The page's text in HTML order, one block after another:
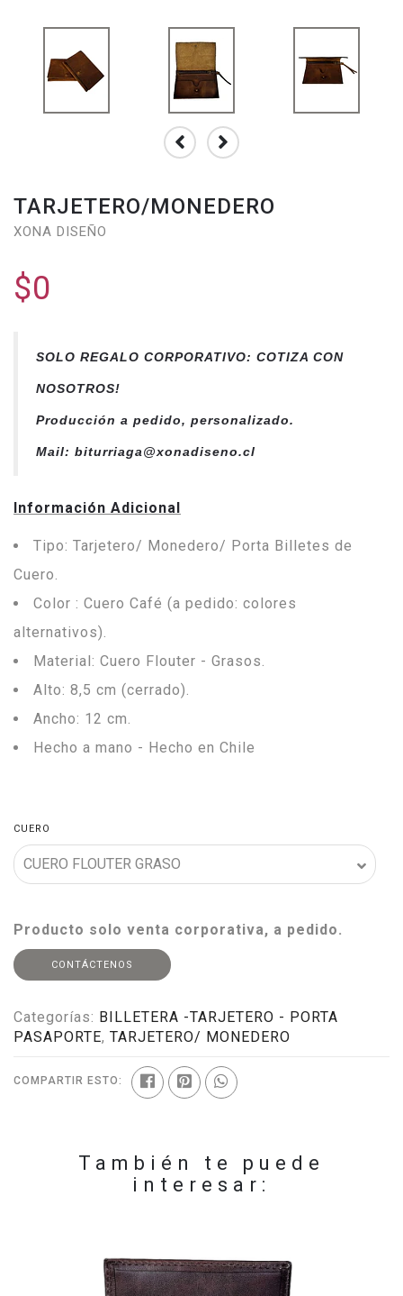
TARJETERO/MONEDERO
XONA DISEÑO
$0
SOLO REGALO CORPORATIVO: COTIZA CON
NOSOTROS!
Producción a pedido, personalizado.
Mail: biturriaga@xonadiseno.cl
Información Adicional
Tipo: Tarjetero/ Monedero/ Porta Billetes de
Cuero.
Color : Cuero Café (a pedido: colores
alternativos).
Material: Cuero Flouter - Grasos.
Alto: 8,5 cm (cerrado).
Ancho: 12 cm.
Hecho a mano - Hecho en Chile
CUERO
Producto solo venta corporativa, a pedido.
CONTÁCTENOS
Categorías: BILLETERA -TARJETERO - PORTA
PASAPORTE, TARJETERO/ MONEDERO
COMPARTIR ESTO:
También te puede
interesar: